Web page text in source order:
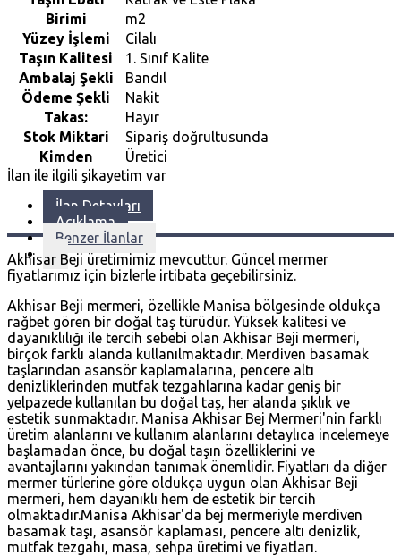
Birimi
m2
Yüzey İşlemi
Cilalı
Taşın Kalitesi
1. Sınıf Kalite
Ambalaj Şekli
Bandıl
Ödeme Şekli
Nakit
Takas:
Hayır
Stok Miktari
Sipariş doğrultusunda
Kimden
Üretici
İlan ile ilgili şikayetim var
İlan Detayları
Açıklama
Benzer İlanlar
Akhisar Beji üretimimiz mevcuttur. Güncel mermer
fiyatlarımız için bizlerle irtibata geçebilirsiniz.
Akhisar Beji mermeri, özellikle Manisa bölgesinde oldukça
rağbet gören bir doğal taş türüdür. Yüksek kalitesi ve
dayanıklılığı ile tercih sebebi olan Akhisar Beji mermeri,
birçok farklı alanda kullanılmaktadır. Merdiven basamak
taşlarından asansör kaplamalarına, pencere altı
denizliklerinden mutfak tezgahlarına kadar geniş bir
yelpazede kullanılan bu doğal taş, her alanda şıklık ve
estetik sunmaktadır. Manisa Akhisar Bej Mermeri'nin farklı
üretim alanlarını ve kullanım alanlarını detaylıca incelemeye
başlamadan önce, bu doğal taşın özelliklerini ve
avantajlarını yakından tanımak önemlidir. Fiyatları da diğer
mermer türlerine göre oldukça uygun olan Akhisar Beji
mermeri, hem dayanıklı hem de estetik bir tercih
olmaktadır.Manisa Akhisar'da bej mermeriyle merdiven
basamak taşı, asansör kaplaması, pencere altı denizlik,
mutfak tezgahı, masa, sehpa üretimi ve fiyatları.